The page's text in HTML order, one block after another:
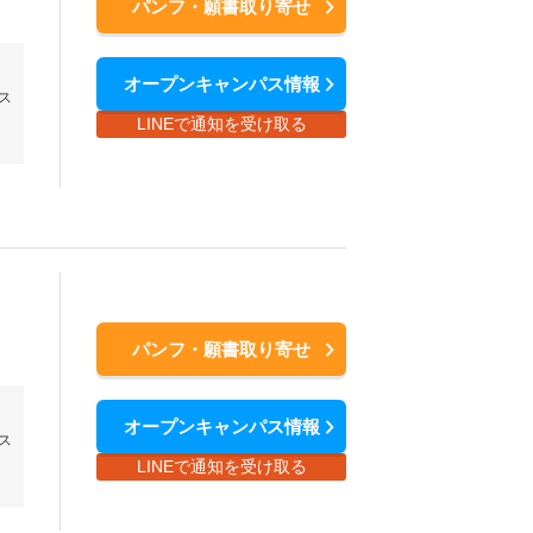
パンフ・願書取り寄せ
オープンキャンパス情報
LINEで通知を受け取る
パンフ・願書取り寄せ
オープンキャンパス情報
LINEで通知を受け取る